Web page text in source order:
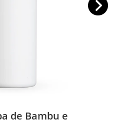
de Bambu e